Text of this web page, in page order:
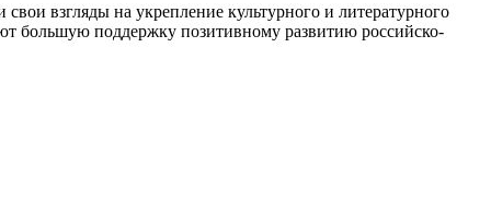
взгляды на укрепление культурного и литературного
большую поддержку позитивному развитию российско-